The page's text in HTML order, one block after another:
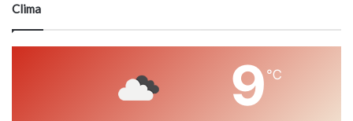
Clima
9 ℃